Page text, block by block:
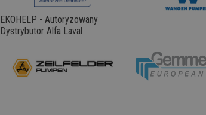
EKOHELP - Autoryzowany
Dystrybutor Alfa Laval